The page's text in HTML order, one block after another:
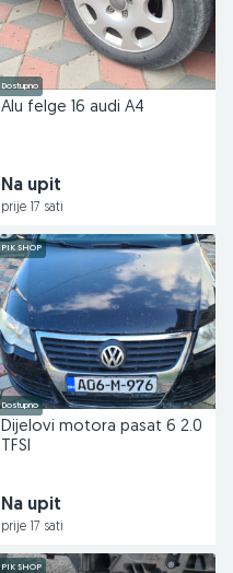
Dostupno
Alu felge 16 audi A4
Na upit
prije 17 sati
PIK SHOP
Dostupno
Dijelovi motora pasat 6 2.0
TFSI
Na upit
prije 17 sati
PIK SHOP